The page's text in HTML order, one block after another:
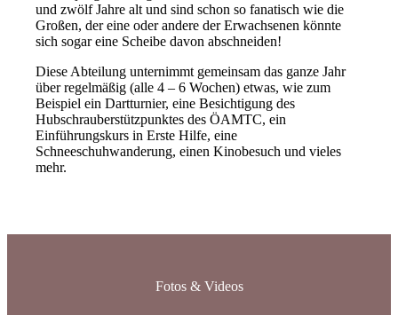
und zwölf Jahre alt und sind schon so fanatisch wie die
Großen, der eine oder andere der Erwachsenen könnte
sich sogar eine Scheibe davon abschneiden!
Diese Abteilung unternimmt gemeinsam das ganze Jahr
über regelmäßig (alle 4 – 6 Wochen) etwas, wie zum
Beispiel ein Dartturnier, eine Besichtigung des
Hubschrauberstützpunktes des ÖAMTC, ein
Einführungskurs in Erste Hilfe, eine
Schneeschuhwanderung, einen Kinobesuch und vieles
mehr.
Fotos & Videos